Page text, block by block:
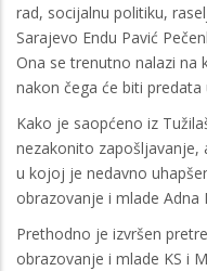
rad, socijalnu politiku,
Sarajevo Endu Pavić
Ona se trenutno nalazi na
nakon čega će biti predata
Kako je saopćeno iz
nezakonito zapošljavanje,
u kojoj je nedavno
obrazovanje i mlade Adna
Prethodno je izvršen
obrazovanje i mlade KS i